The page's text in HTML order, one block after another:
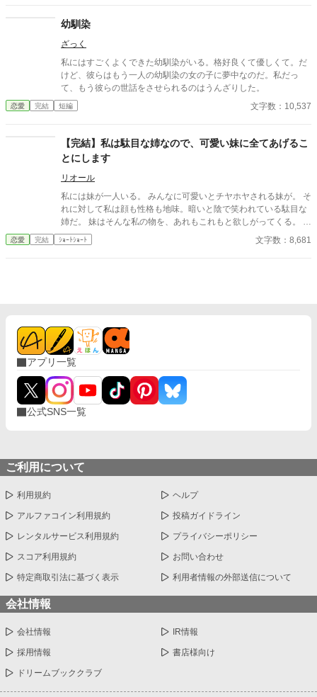
幼馴染
ざっく
私にはすごくよくできた幼馴染がいる。格好良くて優しくて。だ
けど、彼らはもう一人の幼馴染の女の子に夢中なのだ。私だっ
て、もう彼らの世話をさせられるのはうんざりした。
恋愛 完結 短編 文字数：10,537
【完結】私は駄目な姉なので、可愛い妹に全てあげるこ
とにします
リオール
私には妹が一人いる。 みんなに可愛いとチヤホヤされる妹が。 そ
れに対して私は顔も性格も地味。暗いと陰で笑われている駄目な
姉だ。 妹はそんな私の物を、あれもこれもと欲しがってくる。 い
いよ、私の物でいいのならあげる、全部あげる。 ──ついでにア
レもあげるわね。 ===== ※ギャグはありません ※全6話
恋愛 完結 ｼｮｰﾄｼｮｰﾄ 文字数：8,681
アプリ一覧
公式SNS一覧
ご利用について
利用規約 ヘルプ
アルファコイン利用規約 投稿ガイドライン
レンタルサービス利用規約 プライバシーポリシー
スコア利用規約 お問い合わせ
特定商取引法に基づく表示 利用者情報の外部送信について
会社情報
会社情報 IR情報
採用情報 書店様向け
ドリームブッククラブ